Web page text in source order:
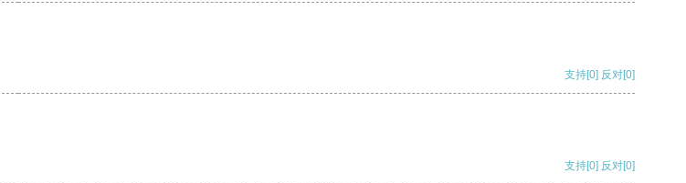
支持[0] 反对[0]
支持[0] 反对[0]